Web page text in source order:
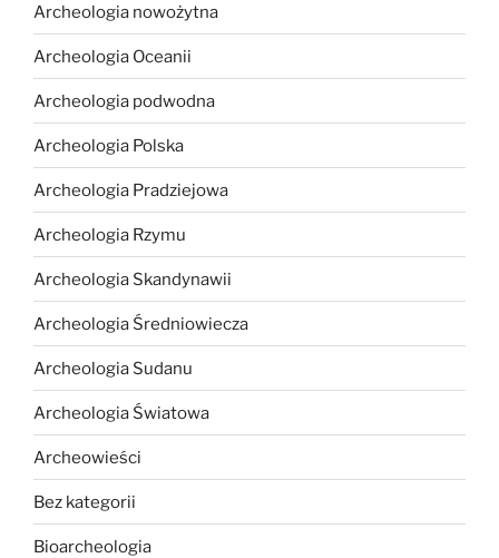
Archeologia nowożytna
Archeologia Oceanii
Archeologia podwodna
Archeologia Polska
Archeologia Pradziejowa
Archeologia Rzymu
Archeologia Skandynawii
Archeologia Średniowiecza
Archeologia Sudanu
Archeologia Światowa
Archeowieści
Bez kategorii
Bioarcheologia